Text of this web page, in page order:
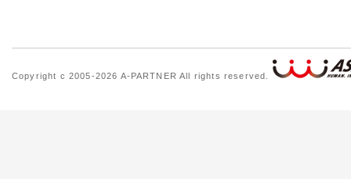
Copyright c 2005-2026 A-PARTNER All rights reserved.